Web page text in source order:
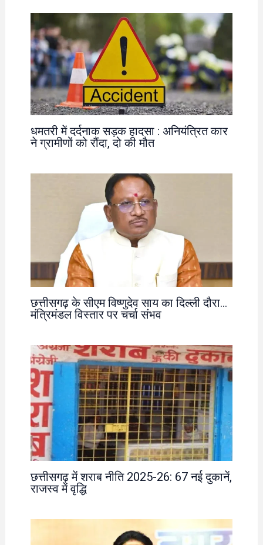
धमतरी में दर्दनाक सड़क हादसा : अनियंत्रित कार
ने ग्रामीणों को रौंदा, दो की मौत
छत्तीसगढ़ के सीएम विष्णुदेव साय का दिल्ली दौरा…
मंत्रिमंडल विस्तार पर चर्चा संभव
छत्तीसगढ़ में शराब नीति 2025-26: 67 नई दुकानें,
राजस्व में वृद्धि